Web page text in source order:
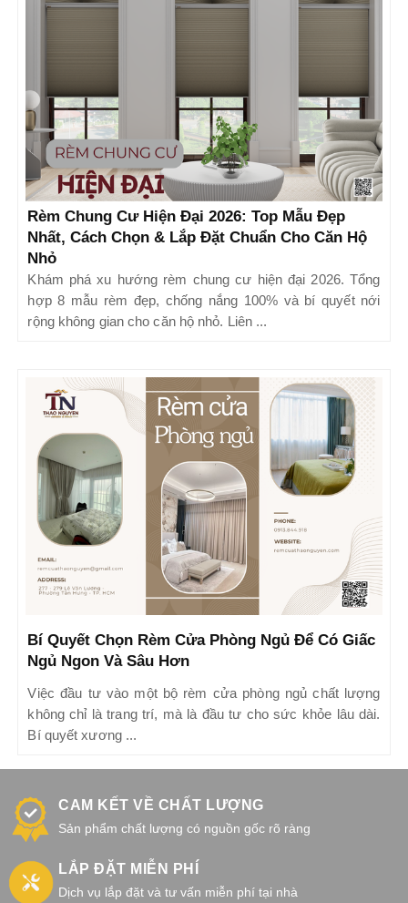
Rèm Chung Cư Hiện Đại 2026: Top Mẫu Đẹp
Nhất, Cách Chọn & Lắp Đặt Chuẩn Cho Căn Hộ
Nhỏ
Khám phá xu hướng rèm chung cư hiện đại 2026. Tổng
hợp 8 mẫu rèm đẹp, chống nắng 100% và bí quyết nới
rộng không gian cho căn hộ nhỏ. Liên ...
Bí Quyết Chọn Rèm Cửa Phòng Ngủ Để Có Giấc
Ngủ Ngon Và Sâu Hơn
Việc đầu tư vào một bộ rèm cửa phòng ngủ chất lượng
không chỉ là trang trí, mà là đầu tư cho sức khỏe lâu dài.
Bí quyết xương ...
CAM KẾT VỀ CHẤT LƯỢNG
Sản phẩm chất lượng có nguồn gốc rõ ràng
LẮP ĐẶT MIỄN PHÍ
Dịch vụ lắp đặt và tư vấn miễn phí tại nhà